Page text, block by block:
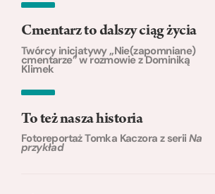
Cmentarz to dalszy ciąg życia
Twórcy inicjatywy „Nie(zapomniane)
cmentarze” w rozmowie z Dominiką
Klimek
To też nasza historia
Fotoreportaż Tomka Kaczora z seriiNa
przykład